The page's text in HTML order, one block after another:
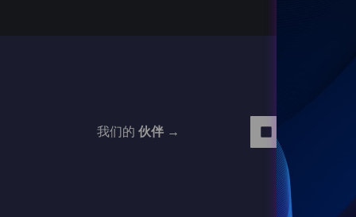
我们的 伙伴 →